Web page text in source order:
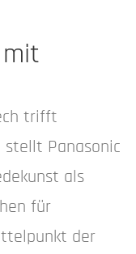
trifft
Panasonic
als
für
der